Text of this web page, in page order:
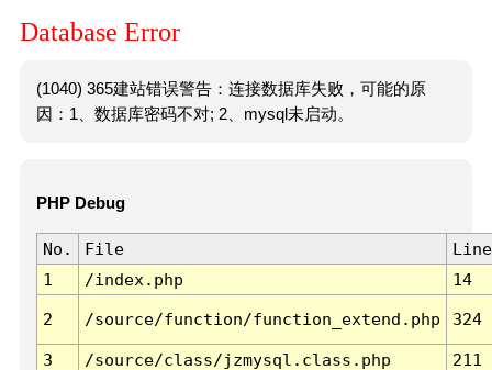
Database Error
(1040) 365建站错误警告：连接数据库失败，可能的原
因：1、数据库密码不对; 2、mysql未启动。
PHP Debug
No. File
Line
1
/index.php 14
2 /source/function/function_extend.php 324
3 /source/class/jzmysql.class.php
211